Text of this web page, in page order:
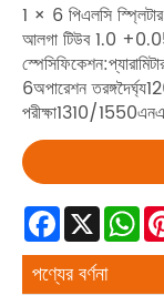
1 × 6 পিএলসি
আলগা টিউব 1.0
6অপারেশন
পরীক্ষা1310/
Facebook
X
পণ্যের বর্ণনা